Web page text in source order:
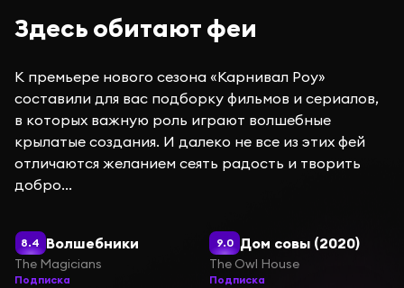
Здесь обитают феи
К премьере нового сезона «Карнивал Роу»
составили для вас подборку фильмов и сериалов,
в которых важную роль играют волшебные
крылатые создания. И далеко не все из этих фей
отличаются желанием сеять радость и творить
добро...
8.4 Волшебники
The Magicians
Подписка
9.0 Дом совы (2020)
The Owl House
Подписка